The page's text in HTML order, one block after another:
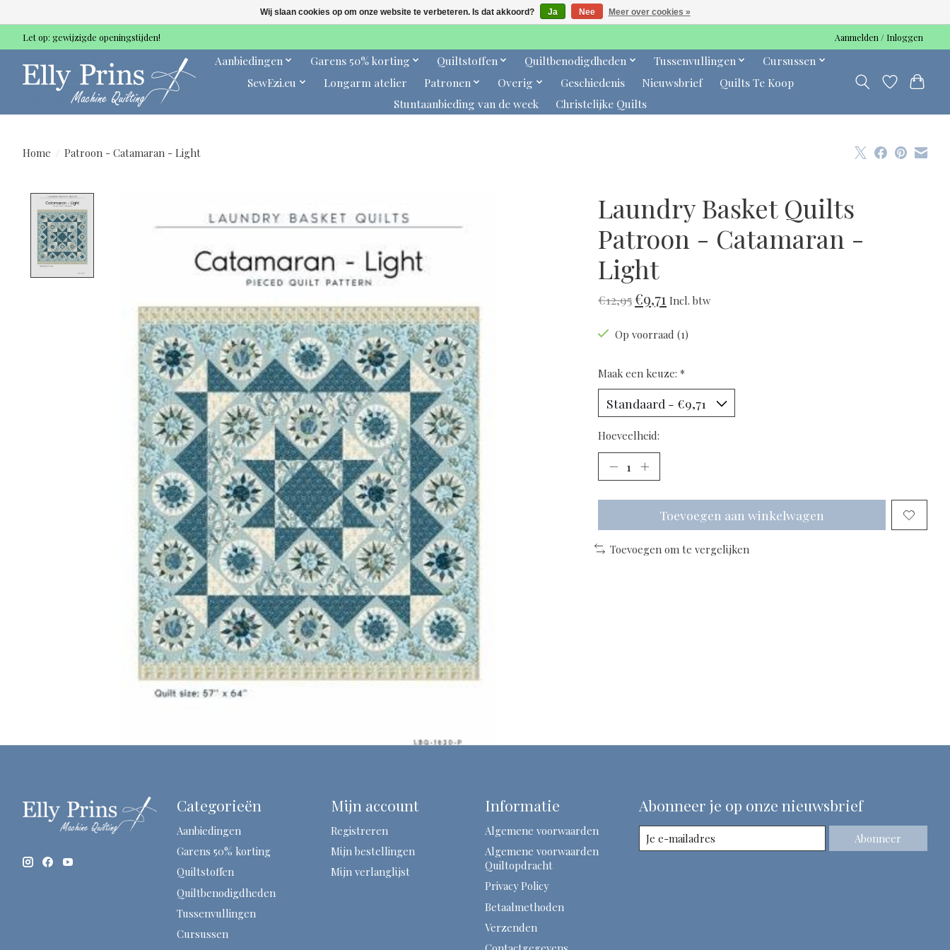
Let op: gewijzigde openingstijden! Aanmelden / Inloggen
Aanbiedingen Garens 50% korting Quiltstoffen Quiltbenodigdheden Tussenvullingen
Cursussen
SewEzi.eu
Longarm atelier Patronen Overig Geschiedenis Nieuwsbrief
Quilts Te Koop
Stuntaanbieding van de week
Christelijke Quilts
Home / Patroon - Catamaran - Light
Laundry Basket Quilts
Patroon - Catamaran -
Light
€12,95€9,71 Incl. btw
Op voorraad (1)
Maak een keuze: *
Hoeveelheid:
Toevoegen aan winkelwagen
Toevoegen om te vergelijken
Categorieën
Aanbiedingen
Garens 50% korting
Quiltstoffen
Quiltbenodigdheden
Tussenvullingen
Cursussen
Mijn account
Registreren
Mijn bestellingen
Mijn verlanglijst
Informatie
Algemene voorwaarden
Algemene voorwaarden
Quiltopdracht
Privacy Policy
Betaalmethoden
Verzenden
Abonneer je op onze nieuwsbrief
Abonneer
Wij slaan cookies op om onze website te verbeteren. Is dat akkoord? Ja Nee Meer over cookies »